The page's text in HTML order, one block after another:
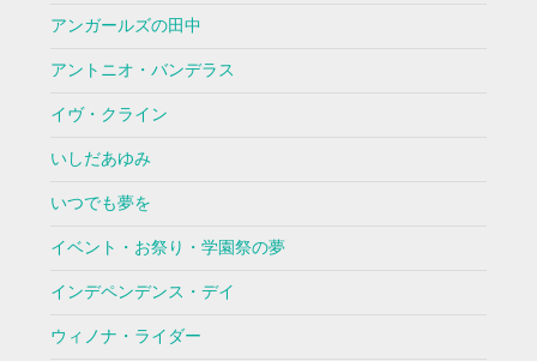
アンガールズの田中
アントニオ・バンデラス
イヴ・クライン
いしだあゆみ
いつでも夢を
イベント・お祭り・学園祭の夢
インデペンデンス・デイ
ウィノナ・ライダー